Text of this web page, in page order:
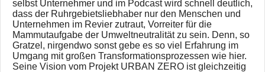
selbst Unternehmer und im Podcast wird schnell deutlich,
dass der Ruhrgebietsliebhaber nur den Menschen und
Unternehmen im Revier zutraut, Vorreiter für die
Mammutaufgabe der Umweltneutralität zu sein. Denn, so
Gratzel, nirgendwo sonst gebe es so viel Erfahrung im
Umgang mit großen Transformationsprozessen wie hier.
Seine Vision vom Projekt URBAN ZERO ist gleichzeitig